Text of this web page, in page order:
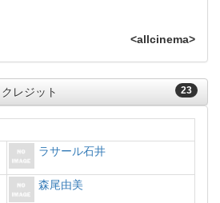
<allcinema>
23
クレジット
ラサール石井
森尾由美